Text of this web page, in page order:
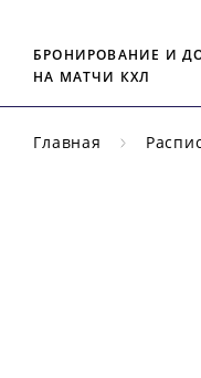
БРОНИРОВАНИЕ И
НА МАТЧИ КХЛ
Главная